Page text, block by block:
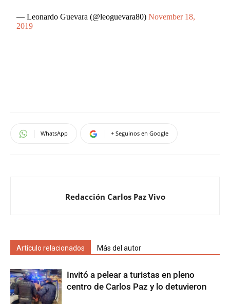
— Leonardo Guevara (@leoguevara80)November 18,
2019
WhatsApp + Seguinos en Google
Redacción Carlos Paz Vivo
Artículo relacionados Más del autor
Invitó a pelear a turistas en pleno
centro de Carlos Paz y lo detuvieron